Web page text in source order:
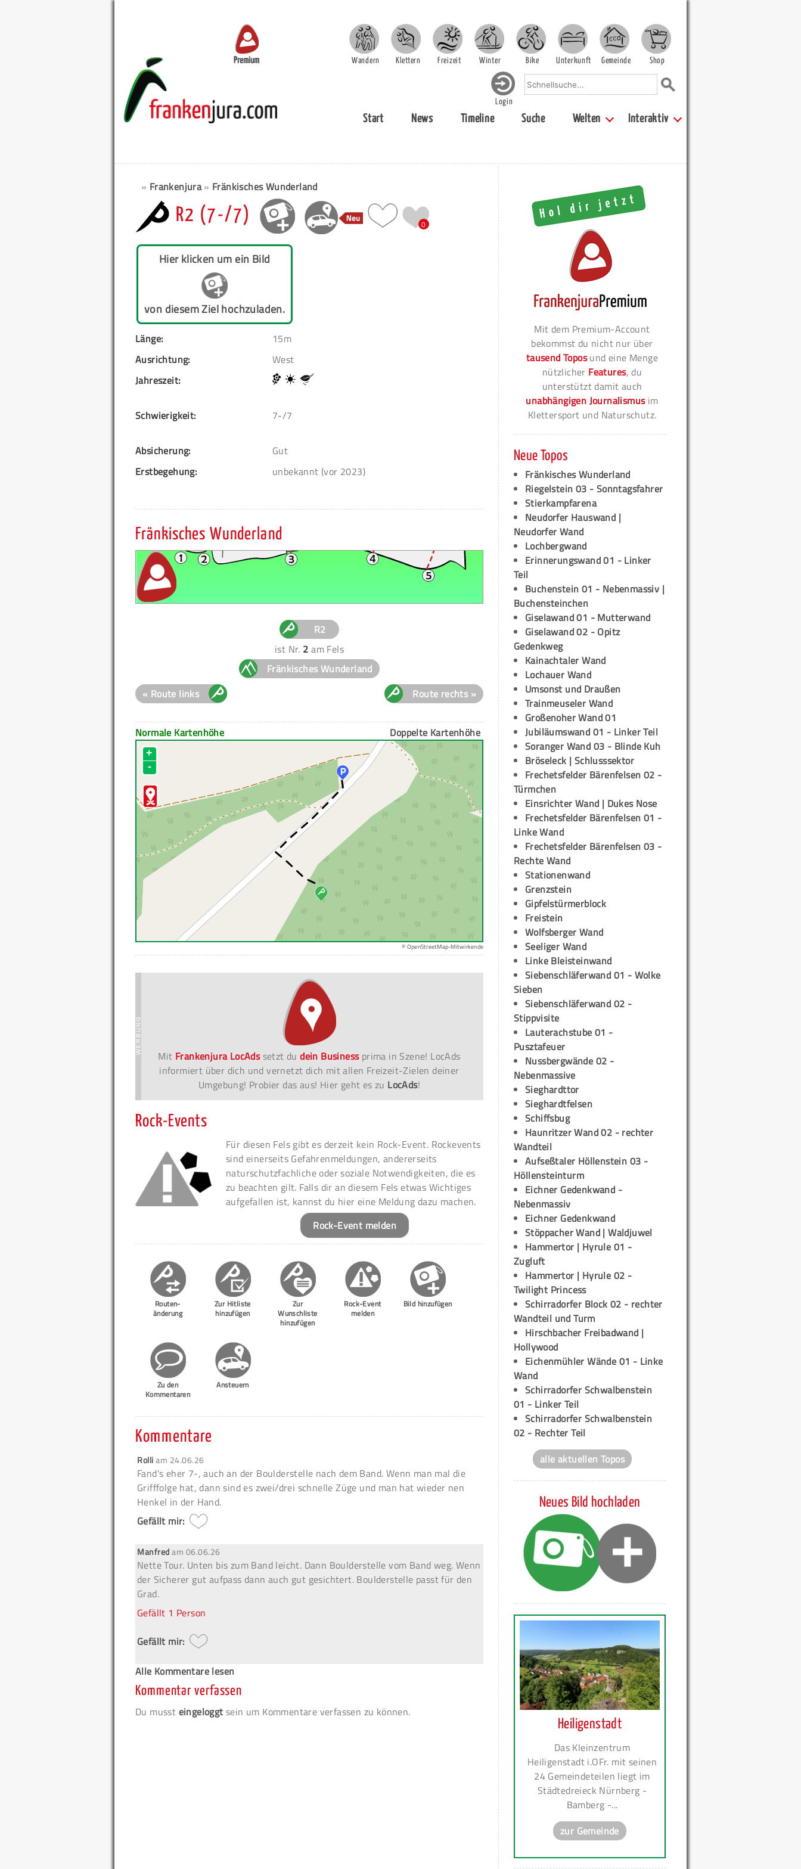
Premium Wandern Klettern Freizeit Winter Bike Unterkunft Gemeinde Shop
Login
Start News Timeline Suche Welten Interaktiv
» Frankenjura» Fränkisches Wunderland
R2 (7-/7) 0
Hier klicken um ein Bild
von diesem Ziel hochzuladen.
Länge:
15m
Ausrichtung:
West
Jahreszeit:
Schwierigkeit: 7-/7
Absicherung:
Gut
Erstbegehung:
unbekannt (vor 2023)
Fränkisches Wunderland
R2
ist Nr. 2 am Fels
Fränkisches Wunderland
« Route links
Route rechts »
Normale Kartenhöhe Doppelte Kartenhöhe
+
-
© OpenStreetMap-Mitwirkende
Mit Frankenjura LocAdssetzt dudein Businessprima in Szene! LocAds
informiert über dich und vernetzt dich mit allen Freizeit-Zielen deiner
Umgebung! Probier das aus! Hier geht es zu LocAds!
Rock-Events
Für diesen Fels gibt es derzeit kein Rock-Event. Rockevents
sind einerseits Gefahrenmeldungen, andererseits
naturschutzfachliche oder soziale Notwendigkeiten, die es
zu beachten gilt. Falls dir an diesem Fels etwas Wichtiges
aufgefallen ist, kannst du hier eine Meldung dazu machen.
Rock-Event melden
Routen-
änderung
Zur Hitliste
hinzufügen
Zur
Wunschliste
hinzufügen
Rock-Event
melden
Bild hinzufügen
Zu den
Kommentaren
Ansteuern
Kommentare
Rolliam 24.06.26
Fand's eher 7-, auch an der Boulderstelle nach dem Band. Wenn man mal die
Grifffolge hat, dann sind es zwei/drei schnelle Züge und man hat wieder nen
Henkel in der Hand.
Gefällt mir:
Manfredam 06.06.26
Nette Tour. Unten bis zum Band leicht. Dann Boulderstelle vom Band weg. Wenn
der Sicherer gut aufpass dann auch gut gesichtert. Boulderstelle passt für den
Grad.
Gefällt 1 Person
Gefällt mir:
Alle Kommentare lesen
Kommentar verfassen
Du musst eingeloggt sein um Kommentare verfassen zu können.
Mit dem Premium-Account
bekommst du nicht nur über
tausend Toposund eine Menge
nützlicher Features, du
unterstützt damit auch
unabhängigen Journalismusim
Klettersport und Naturschutz.
Neue Topos
Fränkisches Wunderland
Riegelstein 03 - Sonntagsfahrer
Stierkampfarena
Neudorfer Hauswand |
Neudorfer Wand
Lochbergwand
Erinnerungswand 01 - Linker
Teil
Buchenstein 01 - Nebenmassiv |
Buchensteinchen
Giselawand 01 - Mutterwand
Giselawand 02 - Opitz
Gedenkweg
Kainachtaler Wand
Lochauer Wand
Umsonst und Draußen
Trainmeuseler Wand
Großenoher Wand 01
Jubiläumswand 01 - Linker Teil
Soranger Wand 03 - Blinde Kuh
Bröseleck | Schlusssektor
Frechetsfelder Bärenfelsen 02 -
Türmchen
Einsrichter Wand | Dukes Nose
Frechetsfelder Bärenfelsen 01 -
Linke Wand
Frechetsfelder Bärenfelsen 03 -
Rechte Wand
Stationenwand
Grenzstein
Gipfelstürmerblock
Freistein
Wolfsberger Wand
Seeliger Wand
Linke Bleisteinwand
Siebenschläferwand 01 - Wolke
Sieben
Siebenschläferwand 02 -
Stippvisite
Lauterachstube 01 -
Pusztafeuer
Nussbergwände 02 -
Nebenmassive
Sieghardttor
Sieghardtfelsen
Schiffsbug
Haunritzer Wand 02 - rechter
Wandteil
Aufseßtaler Höllenstein 03 -
Höllensteinturm
Eichner Gedenkwand -
Nebenmassiv
Eichner Gedenkwand
Stöppacher Wand | Waldjuwel
Hammertor | Hyrule 01 -
Zugluft
Hammertor | Hyrule 02 -
Twilight Princess
Schirradorfer Block 02 - rechter
Wandteil und Turm
Hirschbacher Freibadwand |
Hollywood
Eichenmühler Wände 01 - Linke
Wand
Schirradorfer Schwalbenstein
01 - Linker Teil
Schirradorfer Schwalbenstein
02 - Rechter Teil
alle aktuellen Topos
Neues Bild hochladen
Heiligenstadt
Das Kleinzentrum
Heiligenstadt i.OFr. mit seinen
24 Gemeindeteilen liegt im
Städtedreieck Nürnberg -
Bamberg -...
zur Gemeinde